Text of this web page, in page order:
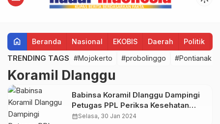
home Beranda Nasional EKOBIS Daerah Politik
TRENDING TAGS #Mojokerto #probolinggo #Pontianak
Koramil Dlanggu
Babinsa Koramil Dlanggu Dampingi
Petugas PPL Periksa Kesehatan
Hewan Ternak
calendar_monthSelasa, 30 Jan 2024